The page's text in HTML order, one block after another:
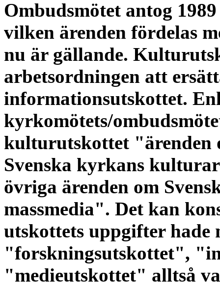
Ombudsmötet antog
vilken ärenden fördelas
nu är gällande.
arbetsordningen att
informationsutskottet.
kyrkomötets/
kulturutskottet "ärenden
Svenska kyrkans
övriga ärenden om
massmedia". Det kan
utskottets uppgifter hade
"forskningsutskottet",
"medieutskottet" alltså